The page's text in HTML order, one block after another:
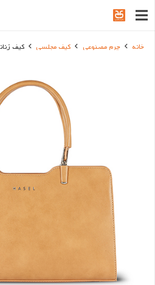
خانه چرم مصنوعی کیف مجلسی کیف زنانه